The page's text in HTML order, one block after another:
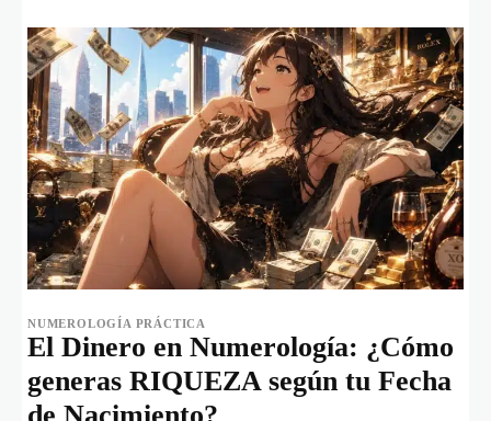
NUMEROLOGÍA PRÁCTICA
El Dinero en Numerología: ¿Cómo
generas RIQUEZA según tu Fecha